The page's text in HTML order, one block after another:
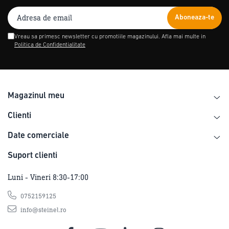
Vreau sa primesc newsletter cu promotiile magazinului. Afla mai multe in
Politica de Confidentialitate
Magazinul meu
Clienti
Date comerciale
Suport clienti
Luni - Vineri 8:30-17:00
0752159125
info@steinel.ro